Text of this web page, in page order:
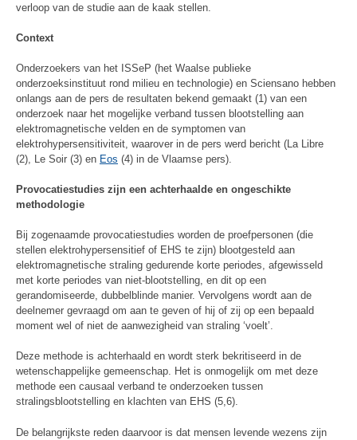
verloop van de studie aan de kaak stellen.
Context
Onderzoekers van het ISSeP (het Waalse publieke
onderzoeksinstituut rond milieu en technologie) en Sciensano hebben
onlangs aan de pers de resultaten bekend gemaakt (1) van een
onderzoek naar het mogelijke verband tussen blootstelling aan
elektromagnetische velden en de symptomen van
elektrohypersensitiviteit, waarover in de pers werd bericht (La Libre
(2), Le Soir (3) en Eos (4) in de Vlaamse pers).
Provocatiestudies zijn een achterhaalde en ongeschikte
methodologie
Bij zogenaamde provocatiestudies worden de proefpersonen (die
stellen elektrohypersensitief of EHS te zijn) blootgesteld aan
elektromagnetische straling gedurende korte periodes, afgewisseld
met korte periodes van niet-blootstelling, en dit op een
gerandomiseerde, dubbelblinde manier. Vervolgens wordt aan de
deelnemer gevraagd om aan te geven of hij of zij op een bepaald
moment wel of niet de aanwezigheid van straling ‘voelt’.
Deze methode is achterhaald en wordt sterk bekritiseerd in de
wetenschappelijke gemeenschap. Het is onmogelijk om met deze
methode een causaal verband te onderzoeken tussen
stralingsblootstelling en klachten van EHS (5,6).
De belangrijkste reden daarvoor is dat mensen levende wezens zijn